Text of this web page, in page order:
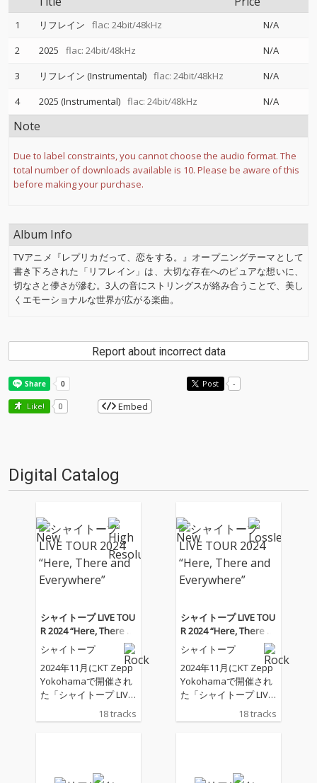
1 リフレイン flac: 24bit/48kHz
N/A
2
2025 flac: 24bit/48kHz
N/A
3
リフレイン (Instrumental) flac: 24bit/48kHz
N/A
4
2025 (Instrumental) flac: 24bit/48kHz N/A
Note
Due to label constraints, you cannot choose the audio format. The
total number of downloads available is 10. Please be aware of this
before making your purchase.
Album Info
TVアニメ『レプリカだって、恋をする。』オープニングテーマとして
書き下ろされた「リフレイン」は、大切な存在へのピュアな想いに、
切なさと儚さが滲む。3人の音にストリングスが絡み合うことで、美し
くエモーショナルな世界が広がる楽曲。
Report about incorrect data
Post -
Like! 0 Embed
Digital Catalog
シャイトープ LIVE TOU
R 2024 “Here, There a
nd Everywhere”
シャイトープ
2024年11月にKT Zepp
Yokohamaで開催され
た「シャイトープ LIVE
TOUR 2024 “Here, The
re and Everywhere”」
なる本作には全18曲を
18 tracks
シャイトープ LIVE TOU
R 2024 “Here, There a
nd Everywhere”
シャイトープ
2024年11月にKT Zepp
Yokohamaで開催され
た「シャイトープ LIVE
TOUR 2024 “Here, The
re and Everywhere”」
なる本作には全18曲を
18 tracks